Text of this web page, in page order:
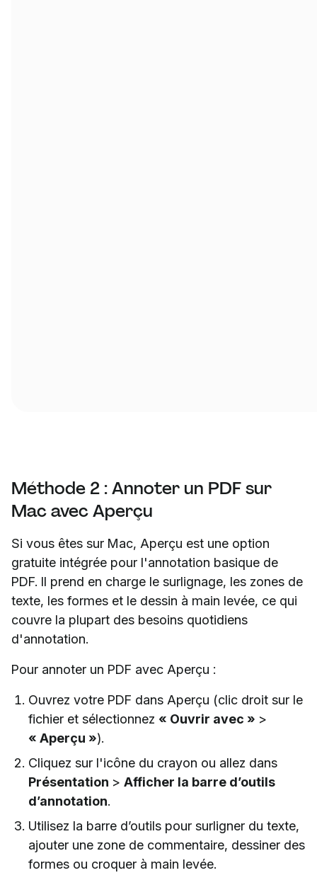
Méthode 2 : Annoter un PDF sur
Mac avec Aperçu
Si vous êtes sur Mac, Aperçu est une option
gratuite intégrée pour l'annotation basique de
PDF. Il prend en charge le surlignage, les zones de
texte, les formes et le dessin à main levée, ce qui
couvre la plupart des besoins quotidiens
d'annotation.
Pour annoter un PDF avec Aperçu :
Ouvrez votre PDF dans Aperçu (clic droit sur le
fichier et sélectionnez « Ouvrir avec » >
« Aperçu »).
Cliquez sur l'icône du crayon ou allez dans
Présentation > Afficher la barre d’outils
d’annotation.
Utilisez la barre d’outils pour surligner du texte,
ajouter une zone de commentaire, dessiner des
formes ou croquer à main levée.